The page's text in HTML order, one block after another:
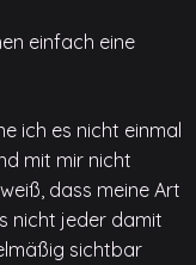
einfach eine
ich es nicht einmal
mit mir nicht
dass meine Art
nicht jeder damit
sichtbar